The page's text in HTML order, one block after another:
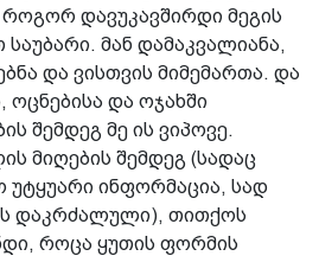
როგორ დავუკავშირდი მეგის
მან დამაკვალიანა,
და ვისთვის მიმემართა. და
და ოჯახში
შემდეგ მე ის ვიპოვე.
მიღების შემდეგ (სადაც
უტყუარი ინფორმაცია, სად
დაკრძალული), თითქოს
როცა ყუთის ფორმის